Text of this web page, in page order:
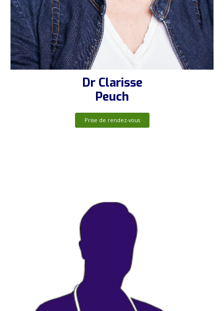
Dr Clarisse
Peuch
Prise de rendez-vous